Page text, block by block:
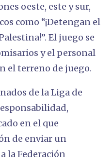
oeste, este y sur,
como “¡Detengan el
El juego se
y el personal
el terreno de juego.
de la Liga de
en el que
de enviar un
la Federación